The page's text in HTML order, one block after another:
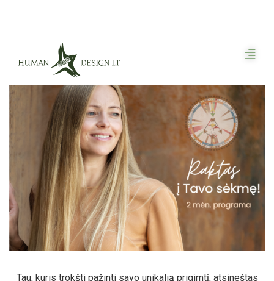
Tau, kuris trokšti pažinti savo unikalią prigimtį, atsineštas